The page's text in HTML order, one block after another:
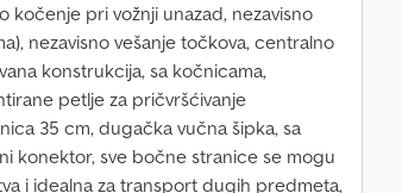
kočenje pri vožnji unazad, nezavisno
nezavisno vešanje točkova, centralno
konstrukcija, sa kočnicama,
petlje za pričvršćivanje
35 cm, dugačka vučna šipka, sa
konektor, sve bočne stranice se mogu
i idealna za transport dugih predmeta,